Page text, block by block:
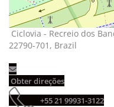
Ciclovia - Recreio dos
22790-701, Brazil
Obter direções
+55 21 99931-3122